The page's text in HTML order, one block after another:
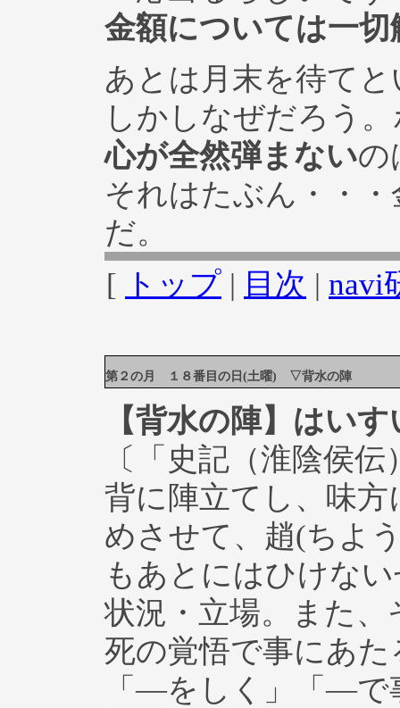
金額については一
あとは月末を待て
しかしなぜだろう
心が全然弾まないの
それはたぶん・・
だ。
[
トップ | 目次 | navi
第２の月 １８番目の日(土曜) ▽背水の陣
【背水の陣】はい
〔「史記（淮陰侯
背に陣立てし、味
めさせて、趙(ちよ
もあとにはひけな
状況・立場。また
死の覚悟で事にあた
「―をしく」「―で